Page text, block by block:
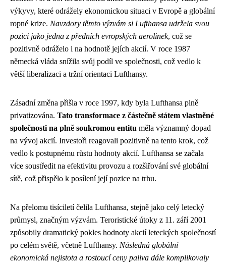
výkyvy, které odrážely ekonomickou situaci v Evropě a globální
ropné krize. Navzdory těmto výzvám si Lufthansa udržela svou
pozici jako jedna z předních evropských aerolinek, což se
pozitivně odráželo i na hodnotě jejích akcií. V roce 1987
německá vláda snížila svůj podíl ve společnosti, což vedlo k
větší liberalizaci a tržní orientaci Lufthansy.
Zásadní změna přišla v roce 1997, kdy byla Lufthansa plně
privatizována. Tato transformace z částečně státem vlastněné
společnosti na plně soukromou entitu měla významný dopad
na vývoj akcií. Investoři reagovali pozitivně na tento krok, což
vedlo k postupnému růstu hodnoty akcií. Lufthansa se začala
více soustředit na efektivitu provozu a rozšiřování své globální
sítě, což přispělo k posílení její pozice na trhu.
Na přelomu tisíciletí čelila Lufthansa, stejně jako celý letecký
průmysl, značným výzvám. Teroristické útoky z 11. září 2001
způsobily dramatický pokles hodnoty akcií leteckých společností
po celém světě, včetně Lufthansy. Následná globální
ekonomická nejistota a rostoucí ceny paliva dále komplikovaly